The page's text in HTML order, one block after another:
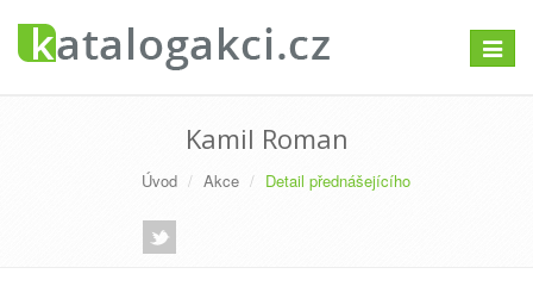
Kamil Roman
Úvod Akce Detail přednášejícího